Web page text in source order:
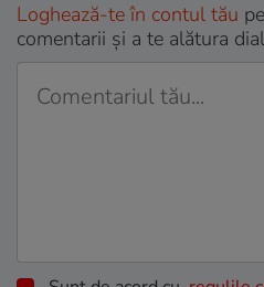
Loghează-te în contul tău
comentarii și a te alătura